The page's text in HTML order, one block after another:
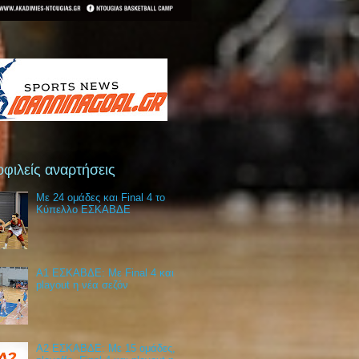
αναρτήσεις
Με 24 ομάδες και Final 4 το
Κύπελλο ΕΣΚΑΒΔΕ
Α1 ΕΣΚΑΒΔΕ: Με Final 4 και
playout η νέα σεζόν
Α2 ΕΣΚΑΒΔΕ: Με 15 ομάδες,